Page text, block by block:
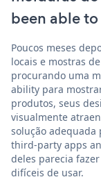
been able
Poucos meses
locais e mostras
procurando uma
ability para
produtos, seus
visualmente
solução
third-party apps
deles parecia
difíceis de usar.